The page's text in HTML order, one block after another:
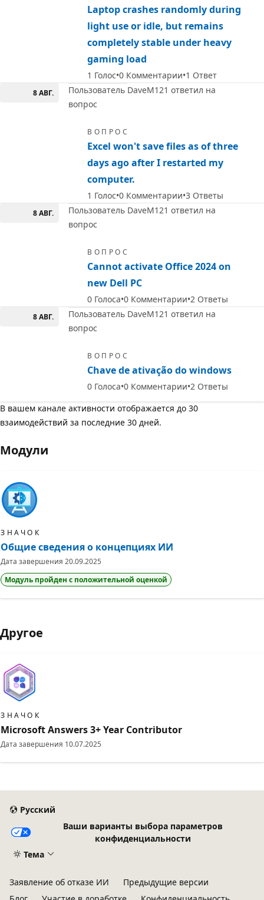
Laptop crashes randomly during
light use or idle, but remains
completely stable under heavy
gaming load
1 Голос 0 Комментарии 1 Ответ
8 АВГ.
Пользователь DaveM121 ответил на
вопрос
ВОПРОС
Excel won't save files as of three
days ago after I restarted my
computer.
1 Голос 0 Комментарии 3 Ответы
8 АВГ.
Пользователь DaveM121 ответил на
вопрос
ВОПРОС
Cannot activate Office 2024 on
new Dell PC
0 Голоса 0 Комментарии 2 Ответы
8 АВГ.
Пользователь DaveM121 ответил на
вопрос
ВОПРОС
Chave de ativação do windows
0 Голоса 0 Комментарии 2 Ответы
В вашем канале активности отображается до 30
взаимодействий за последние 30 дней.
Модули
ЗНАЧОК
Общие сведения о концепциях ИИ
Дата завершения 20.09.2025
Модуль пройден с положительной оценкой
Другое
ЗНАЧОК
Microsoft Answers 3+ Year Contributor
Дата завершения 10.07.2025
Русский
Ваши варианты выбора параметров
конфиденциальности
Тема
Заявление об отказе ИИ
Предыдущие версии